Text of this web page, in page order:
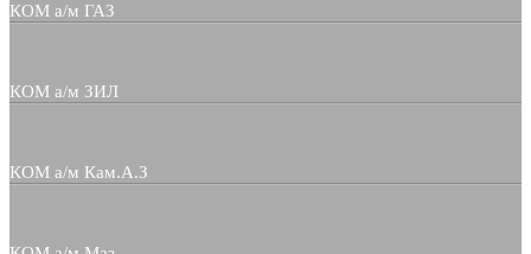
КОМ а/м ГАЗ
КОМ а/м ЗИЛ
КОМ а/м Кам.А.З